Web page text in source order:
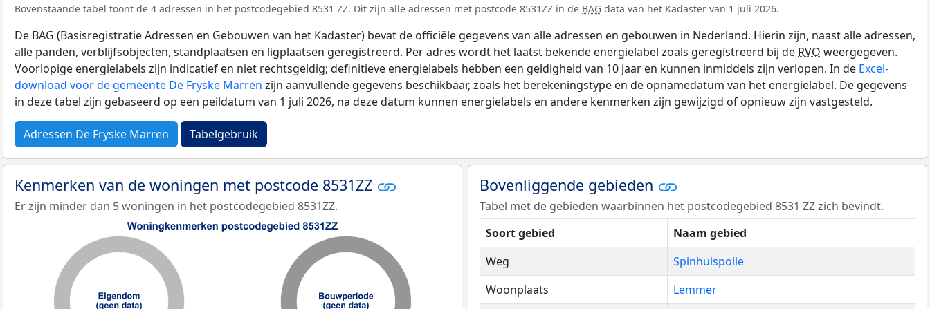
Bovenstaande tabel toont de 4 adressen in het postcodegebied 8531 ZZ. Dit zijn alle adressen met postcode 8531ZZ in de BAG data van het Kadaster van 1 juli 2026.
De BAG (Basisregistratie Adressen en Gebouwen van het Kadaster) bevat de officiële gegevens van alle adressen en gebouwen in Nederland. Hierin zijn, naast alle adressen,
alle panden, verblijfsobjecten, standplaatsen en ligplaatsen geregistreerd. Per adres wordt het laatst bekende energielabel zoals geregistreerd bij de RVO weergegeven.
Voorlopige energielabels zijn indicatief en niet rechtsgeldig; definitieve energielabels hebben een geldigheid van 10 jaar en kunnen inmiddels zijn verlopen. In de Excel-
download voor de gemeente De Fryske Marren zijn aanvullende gegevens beschikbaar, zoals het berekeningstype en de opnamedatum van het energielabel. De gegevens
in deze tabel zijn gebaseerd op een peildatum van 1 juli 2026, na deze datum kunnen energielabels en andere kenmerken zijn gewijzigd of opnieuw zijn vastgesteld.
Adressen De Fryske Marren Tabelgebruik
Kenmerken van de woningen met postcode 8531ZZ
Er zijn minder dan 5 woningen in het postcodegebied 8531ZZ.
Bovenliggende gebieden
Tabel met de gebieden waarbinnen het postcodegebied 8531 ZZ zich bevindt.
Soort gebied
Naam gebied
Weg
Spinhuispolle
Woonplaats
Lemmer